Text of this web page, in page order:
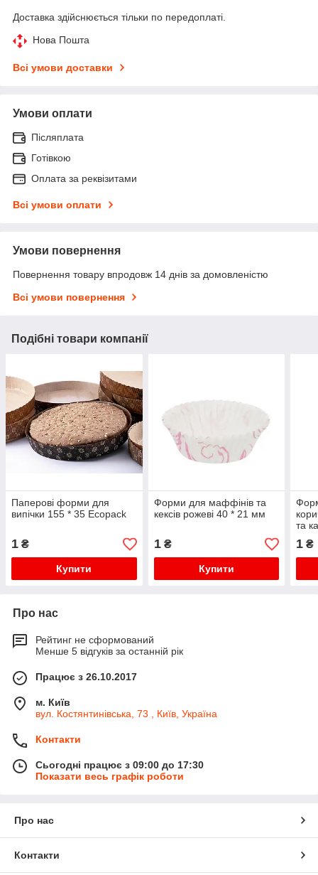
Доставка здійснюється тільки по передоплаті.
Нова Пошта
Всі умови доставки
Умови оплати
Післяплата
Готівкою
Оплата за реквізитами
Всі умови оплати
Умови повернення
Повернення товару впродовж 14 днів за домовленістю
Всі умови повернення
Подібні товари компанії
Паперові форми для
випічки 155 * 35 Ecopack
1 ₴
Купити
Форми для маффінів та
кексів рожеві 40 * 21 мм
1₴
Купити
та
50
1 ₴
Про нас
Рейтинг не сформований
Менше 5 відгуків за останній рік
Працює з 26.10.2017
м. Київ
вул. Костянтинівська, 73 , Київ, Україна
Контакти
Сьогодні працює з 09:00 до 17:30
Показати весь графік роботи
Про нас
Контакти